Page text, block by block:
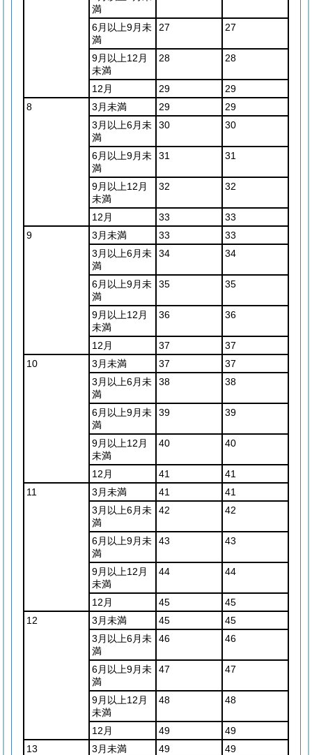
満
6月以上9月未
満
27 27
9月以上12月
未満
28 28
12月 29
29
8
3月未満 29
29
3月以上6月未
満
30 30
6月以上9月未
満
31 31
9月以上12月
未満
32 32
12月 33
33
9
3月未満 33
33
3月以上6月未
満
34 34
6月以上9月未
満
35 35
9月以上12月
未満
36 36
12月 37
37
10
3月未満 37
37
3月以上6月未
満
38 38
6月以上9月未
満
39 39
9月以上12月
未満
40 40
12月 41
41
11
3月未満 41
41
3月以上6月未
満
42 42
6月以上9月未
満
43 43
9月以上12月
未満
44 44
12月 45
45
12
3月未満 45
45
3月以上6月未
満
46 46
6月以上9月未
満
47 47
9月以上12月
未満
48 48
12月 49
49
13
3月未満 49
49